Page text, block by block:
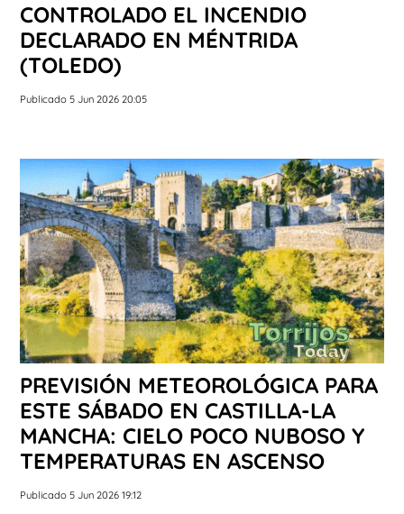
CONTROLADO EL INCENDIO
DECLARADO EN MÉNTRIDA
(TOLEDO)
Publicado 5 Jun 2026 20:05
PREVISIÓN METEOROLÓGICA PARA
ESTE SÁBADO EN CASTILLA-LA
MANCHA: CIELO POCO NUBOSO Y
TEMPERATURAS EN ASCENSO
Publicado 5 Jun 2026 19:12